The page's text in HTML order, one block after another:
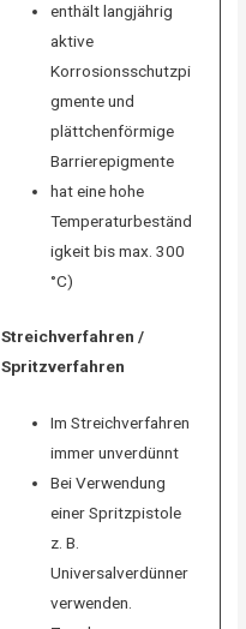
enthält langjährig
aktive
Korrosionsschutzpi
gmente und
plättchenförmige
Barrierepigmente
hat eine hohe
Temperaturbeständ
igkeit bis max. 300
°C)
Streichverfahren /
Spritzverfahren
Im Streichverfahren
immer unverdünnt
Bei Verwendung
einer Spritzpistole
z. B.
Universalverdünner
verwenden.